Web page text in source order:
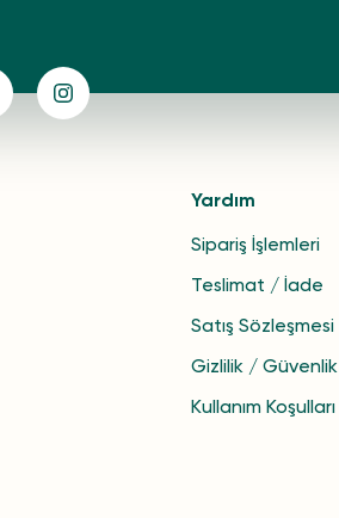
Yardım
Sipariş İşlemleri
Teslimat / İade
Satış Sözleşmesi
Gizlilik / Güvenlik
Kullanım Koşulları